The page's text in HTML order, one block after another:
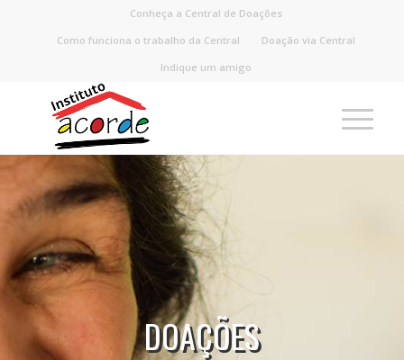
Conheça a Central de Doações
Como funciona o trabalho da Central
Doação via Central
Indique um amigo
DOAÇÕES